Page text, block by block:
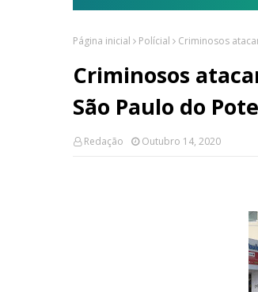
Página inicial Polícial Criminosos
Criminosos
São Paulo do
Redação Outubro 14, 2020